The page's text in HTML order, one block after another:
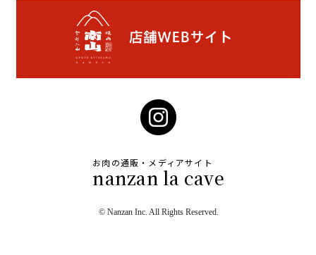
お肉の通販・メディアサイト
nanzan la cave
© Nanzan Inc. All Rights Reserved.